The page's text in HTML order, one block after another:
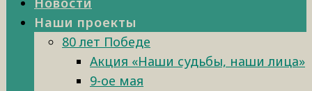
Наши проекты
80 лет Победе
Акция «Наши судьбы, наши лица»
9-ое мая